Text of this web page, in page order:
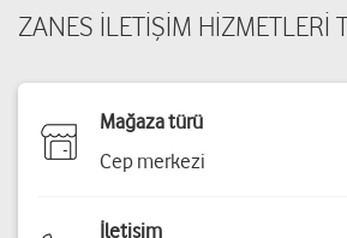
ZANES İLETİŞİM HİZMETLERİ
Mağaza türü
Cep merkezi
İletişim